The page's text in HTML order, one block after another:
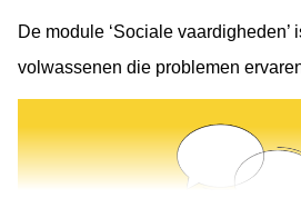
De module ‘Sociale vaardigheden’
volwassenen die problemen